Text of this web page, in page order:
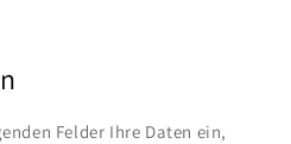
Felder Ihre Daten ein,